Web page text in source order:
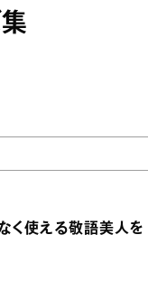
く使える敬語美人を